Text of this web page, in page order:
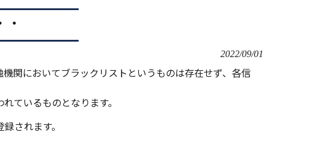
2022/09/01
関においてブラックリストというものは存在せず、各信
ているものとなります。
されます。